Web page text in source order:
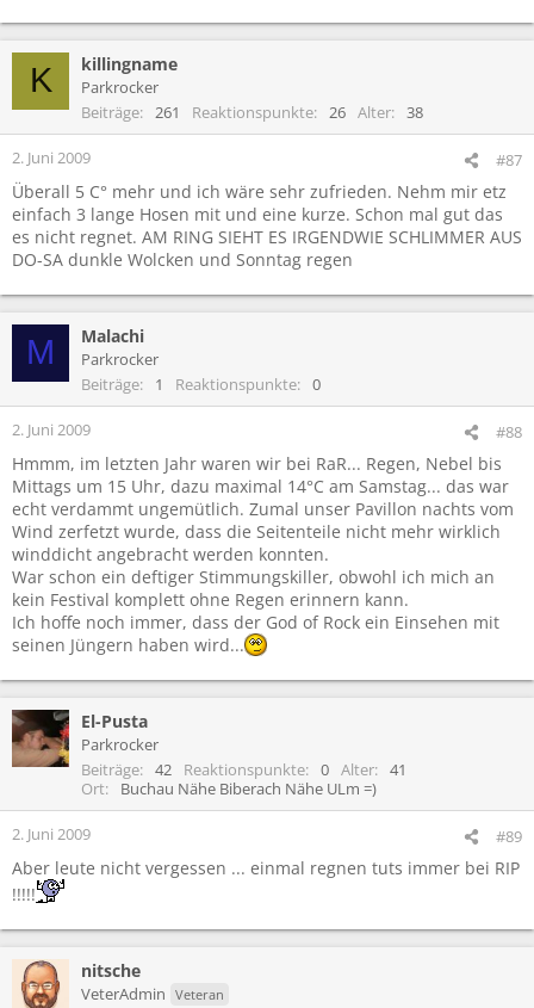
K killingname
Parkrocker
Beiträge
261 Reaktionspunkte 26 Alter 38
2. Juni 2009 #87
Überall 5 C° mehr und ich wäre sehr zufrieden. Nehm mir etz
einfach 3 lange Hosen mit und eine kurze. Schon mal gut das
es nicht regnet. AM RING SIEHT ES IRGENDWIE SCHLIMMER AUS
DO-SA dunkle Wolcken und Sonntag regen
M Malachi
Parkrocker
Beiträge
1 Reaktionspunkte 0
2. Juni 2009 #88
Hmmm, im letzten Jahr waren wir bei RaR... Regen, Nebel bis
Mittags um 15 Uhr, dazu maximal 14°C am Samstag... das war
echt verdammt ungemütlich. Zumal unser Pavillon nachts vom
Wind zerfetzt wurde, dass die Seitenteile nicht mehr wirklich
winddicht angebracht werden konnten.
War schon ein deftiger Stimmungskiller, obwohl ich mich an
kein Festival komplett ohne Regen erinnern kann.
Ich hoffe noch immer, dass der God of Rock ein Einsehen mit
seinen Jüngern haben wird...
El-Pusta
Parkrocker
Beiträge
42 Reaktionspunkte 0 Alter
41
Ort
Buchau Nähe Biberach Nähe ULm =)
2. Juni 2009 #89
Aber leute nicht vergessen ... einmal regnen tuts immer bei RIP
!!!!!
nitsche
VeterAdmin Veteran